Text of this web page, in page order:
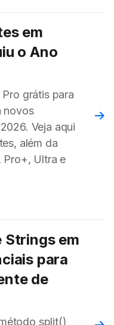
em
o Ano
grátis para
novos
Veja aqui
além da
Pro+, Ultra e
Strings em
para
de
split()